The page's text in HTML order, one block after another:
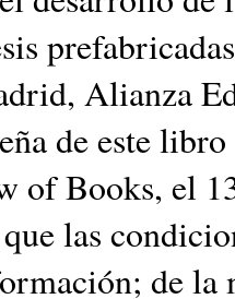
Alianza
de este
of Books, el
las
de la